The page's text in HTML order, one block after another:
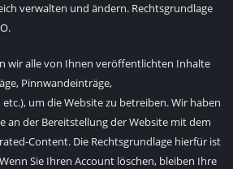
verwalten und ändern. Rechtsgrundlage
wir alle von Ihnen veröffentlichten Inhalte
Pinnwandeinträge,
um die Website zu betreiben. Wir haben
an der Bereitstellung der Website mit dem
Content. Die Rechtsgrundlage hierfür ist
Sie Ihren Account löschen, bleiben Ihre